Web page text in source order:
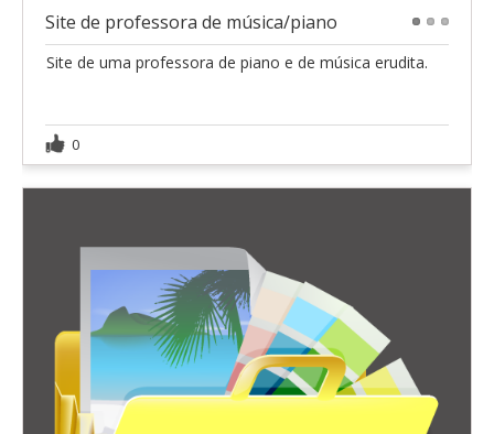
Site de professora de música/piano
Site de uma professora de piano e de música erudita.
0